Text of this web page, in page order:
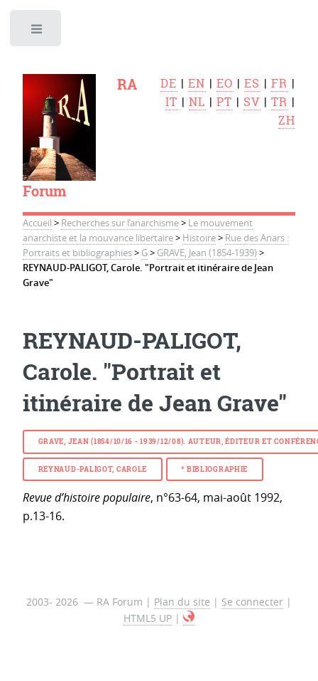
RA
Forum
DE |EN |EO |ES |FR |
IT |NL |PT | SV |TR |
ZH
Accueil > Recherches sur l’anarchisme> Le mouvement
anarchiste et la mouvance libertaire> Histoire> Rue des Anars :
Portraits et bibliographies> G> GRAVE, Jean (1854-1939)>
REYNAUD-PALIGOT, Carole. "Portrait et itinéraire de Jean
Grave"
REYNAUD-PALIGOT,
Carole. "Portrait et
itinéraire de Jean Grave"
GRAVE, JEAN (1854/10/16 - 1939/12/08). AUTEUR, ÉDITEUR ET
REYNAUD-PALIGOT, CAROLE * BIBLIOGRAPHIE
Revue d’histoire populaire, n°63-64, mai-août 1992,
p.13-16.
2003- 2026 — RA Forum | Plan du site | Se connecter |
HTML5 UP |